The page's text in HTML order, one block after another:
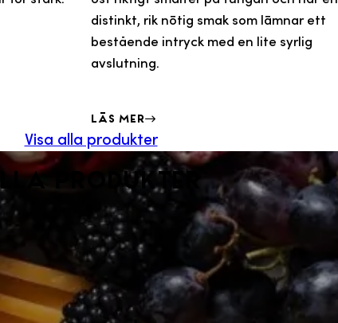
distinkt, rik nötig smak som lämnar ett
bestående intryck med en lite syrlig
avslutning.
Läs mer
Visa alla produkter
produkter